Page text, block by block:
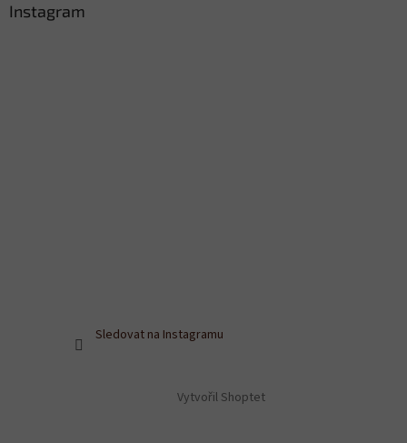
Instagram
Sledovat na Instagramu
Vytvořil Shoptet